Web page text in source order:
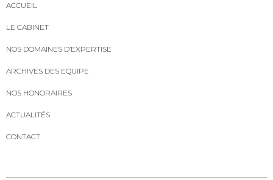
ACCUEIL
LE CABINET
NOS DOMAINES D’EXPERTISE
ARCHIVES DES EQUIPE
NOS HONORAIRES
ACTUALITÉS
CONTACT